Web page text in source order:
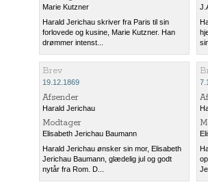
Marie Kutzner
Harald Jerichau skriver fra Paris til sin
forlovede og kusine, Marie Kutzner. Han
drømmer intenst...
Brev
19.12.1869
Afsender
Harald Jerichau
Modtager
Elisabeth Jerichau Baumann
Harald Jerichau ønsker sin mor, Elisabeth
Jerichau Baumann, glædelig jul og godt
nytår fra Rom. D...